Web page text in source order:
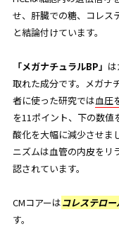
せ、肝臓での糖、コレス
と結論付けています。
「メガナチュラルBP」
取れた成分です。メガナ
者に使った研究では血圧
を11ポイント、下の数値
酸化を大幅に減少させま
ニズムは血管の内皮をリ
認されています。
CMコアーはコレステロ
す。